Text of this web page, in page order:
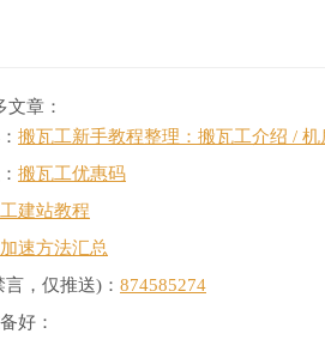
文章：
搬瓦工新手教程整理：搬瓦工介绍 /
搬瓦工优惠码
建站教程
速方法汇总
，仅推送)： 874585274
好：